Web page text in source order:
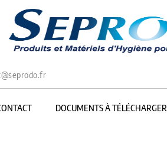
DOCUMENTS À TÉLÉCHARGER